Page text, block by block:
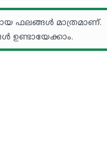
ഫലങ്ങൾ മാത്രമാണ്.
ഉണ്ടായേക്കാം.